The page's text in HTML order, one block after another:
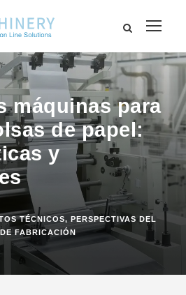
máquinas para
de papel:
y
TÉCNICOS, PERSPECTIVAS DEL
FABRICACIÓN